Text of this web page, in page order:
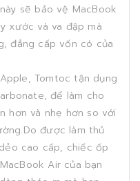
sẽ bảo vệ MacBook
xước và va đập mà
đẳng cấp vốn có của
Tomtoc tận dụng
để làm cho
hơn và nhẹ hơn so với
được làm thủ
cao cấp, chiếc ốp
Air của bạn